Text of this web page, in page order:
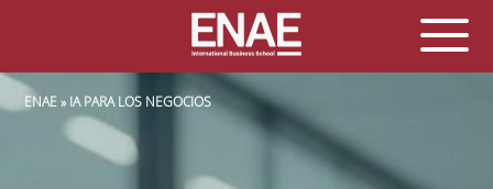
SOBRESCRIBIR ENLACES DE AYUDA A LA NAVEGACIÓN
ENAE IA PARA LOS NEGOCIOS